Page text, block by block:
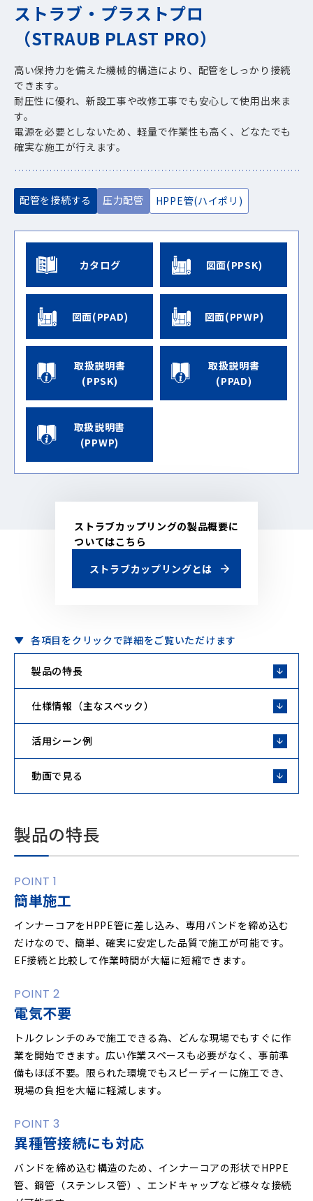
ストラブ・プラストプロ
（STRAUB PLAST PRO）
高い保持力を備えた機械的構造により、配管をしっかり接続
できます。
耐圧性に優れ、新設工事や改修工事でも安心して使用出来ま
す。
電源を必要としないため、軽量で作業性も高く、どなたでも
確実な施工が行えます。
配管を接続する 圧力配管 HPPE管(ハイポリ)
カタログ 図面(PPSK)
図面(PPAD) 図面(PPWP)
取扱説明書
(PPSK)
取扱説明書
(PPAD)
取扱説明書
(PPWP)
ストラブカップリングの製品概要に
ついてはこちら
ストラブカップリングとは
各項目をクリックで詳細をご覧いただけます
製品の特長
仕様情報（主なスペック）
活用シーン例
動画で見る
製品の特長
POINT 1
簡単施工
インナーコアをHPPE管に差し込み、専用バンドを締め込む
だけなので、簡単、確実に安定した品質で施工が可能です。
EF接続と比較して作業時間が大幅に短縮できます。
POINT 2
電気不要
トルクレンチのみで施工できる為、どんな現場でもすぐに作
業を開始できます。広い作業スペースも必要がなく、事前準
備もほぼ不要。限られた環境でもスピーディーに施工でき、
現場の負担を大幅に軽減します。
POINT 3
異種管接続にも対応
バンドを締め込む構造のため、インナーコアの形状でHPPE
管、鋼管（ステンレス管）、エンドキャップなど様々な接続